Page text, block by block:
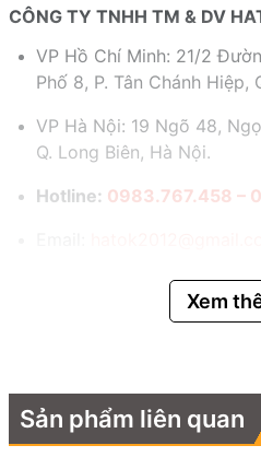
CÔNG TY TNHH TM & DV
VP Hồ Chí Minh: 21/2
Phố 8, P. Tân Chánh Hiệp,
VP Hà Nội: 19 Ngõ 48,
Q. Long Biên, Hà Nội.
Hotline: 0983.767.458 –
Xem
Sản phẩm liên quan